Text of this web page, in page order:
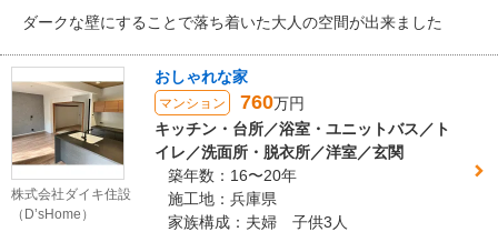
ダークな壁にすることで落ち着いた大人の空間が出来ました
株式会社ダイキ住設
（D’sHome）
おしゃれな家
マンション 760万円
キッチン・台所／浴室・ユニットバス／ト
イレ／洗面所・脱衣所／洋室／玄関
築年数：16〜20年
施工地：兵庫県
家族構成：夫婦 子供3人